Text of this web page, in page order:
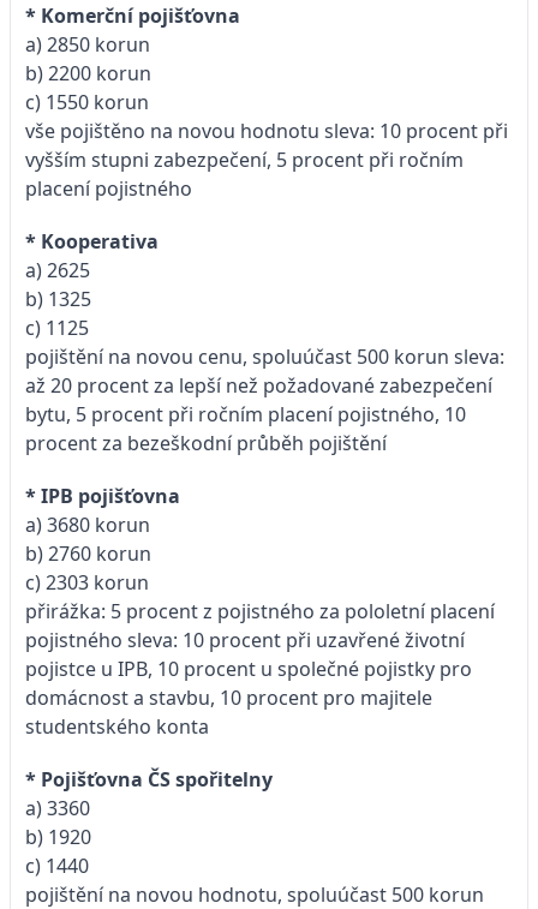
* Komerční pojišťovna
a) 2850 korun
b) 2200 korun
c) 1550 korun
vše pojištěno na novou hodnotu sleva: 10 procent při
vyšším stupni zabezpečení, 5 procent při ročním
placení pojistného
* Kooperativa
a) 2625
b) 1325
c) 1125
pojištění na novou cenu, spoluúčast 500 korun sleva:
až 20 procent za lepší než požadované zabezpečení
bytu, 5 procent při ročním placení pojistného, 10
procent za bezeškodní průběh pojištění
* IPB pojišťovna
a) 3680 korun
b) 2760 korun
c) 2303 korun
přirážka: 5 procent z pojistného za pololetní placení
pojistného sleva: 10 procent při uzavřené životní
pojistce u IPB, 10 procent u společné pojistky pro
domácnost a stavbu, 10 procent pro majitele
studentského konta
* Pojišťovna ČS spořitelny
a) 3360
b) 1920
c) 1440
pojištění na novou hodnotu, spoluúčast 500 korun